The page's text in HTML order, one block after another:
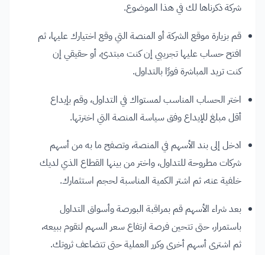
شركة ذكرناها لك في هذا الموضوع.
قم بزيارة موقع الشركة أو المنصة التي وقع اختيارك عليها، ثم
افتح حساب عليها تجريبي إن كنت مبتدئ، أو حقيقي إن
كنت تريد المباشرة فورًا بالتداول.
اختر الحساب المناسب لمستواك في التداول، وقم بإيداع
أقل مبلغ للإيداع وفق سياسة المنصة التي اخترتها.
ادخل إلى بند الأسهم في المنصة، وتصفح ما به من أسهم
شركات مطروحة للتداول، واختر من بينها القطاع الذي لديك
خلفية عنه، ثم اشتر الكمية المناسبة لحجم استثمارك.
بعد شراء الأسهم قم بمراقبة البورصة وأسواق التداول
باستمرار، حتى تتحين فرصة ارتفاع سعر السهم لتقوم ببيعه،
ثم اشترى أسهم أخرى وكرر العملية حتى تتضاعف ثروتك.